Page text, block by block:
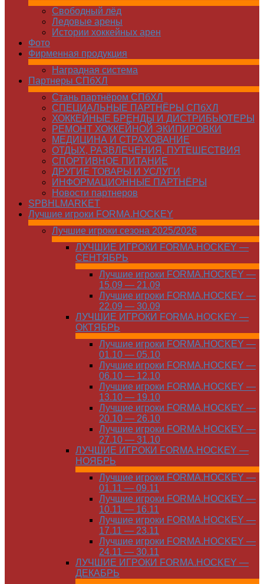
Свободный лёд
Ледовые арены
Истории хоккейных арен
Фото
Фирменная продукция
Наградная система
Партнеры СПбХЛ
Стань партнёром СПбХЛ
СПЕЦИАЛЬНЫЕ ПАРТНЁРЫ СПбХЛ
ХОККЕЙНЫЕ БРЕНДЫ И ДИСТРИБЬЮТЕРЫ
РЕМОНТ ХОККЕЙНОЙ ЭКИПИРОВКИ
МЕДИЦИНА И СТРАХОВАНИЕ
ОТДЫХ, РАЗВЛЕЧЕНИЯ, ПУТЕШЕСТВИЯ
СПОРТИВНОЕ ПИТАНИЕ
ДРУГИЕ ТОВАРЫ И УСЛУГИ
ИНФОРМАЦИОННЫЕ ПАРТНЁРЫ
Новости партнеров
SPBHLMARKET
Лучшие игроки FORMA.HOCKEY
Лучшие игроки сезона 2025/2026
ЛУЧШИЕ ИГРОКИ FORMA.HOCKEY —
СЕНТЯБРЬ
Лучшие игроки FORMA.HOCKEY —
15.09 — 21.09
Лучшие игроки FORMA.HOCKEY —
22.09 — 30.09
ЛУЧШИЕ ИГРОКИ FORMA.HOCKEY —
ОКТЯБРЬ
Лучшие игроки FORMA.HOCKEY —
01.10 — 05.10
Лучшие игроки FORMA.HOCKEY —
06.10 — 12.10
Лучшие игроки FORMA.HOCKEY —
13.10 — 19.10
Лучшие игроки FORMA.HOCKEY —
20.10 — 26.10
Лучшие игроки FORMA.HOCKEY —
27.10 — 31.10
ЛУЧШИЕ ИГРОКИ FORMA.HOCKEY —
НОЯБРЬ
Лучшие игроки FORMA.HOCKEY —
01.11 — 09.11
Лучшие игроки FORMA.HOCKEY —
10.11 — 16.11
Лучшие игроки FORMA.HOCKEY —
17.11 — 23.11
Лучшие игроки FORMA.HOCKEY —
24.11 — 30.11
ЛУЧШИЕ ИГРОКИ FORMA.HOCKEY —
ДЕКАБРЬ